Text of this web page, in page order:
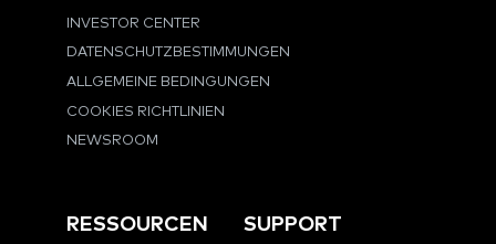
INVESTOR CENTER
DATENSCHUTZBESTIMMUNGEN
ALLGEMEINE BEDINGUNGEN
COOKIES RICHTLINIEN
NEWSROOM
RESSOURCEN SUPPORT